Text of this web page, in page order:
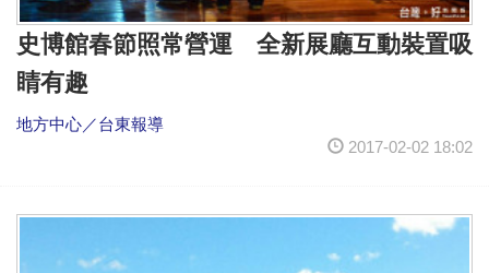
史博館春節照常營運 全新展廳互動裝置吸
睛有趣
地方中心／台東報導
2017-02-02 18:02